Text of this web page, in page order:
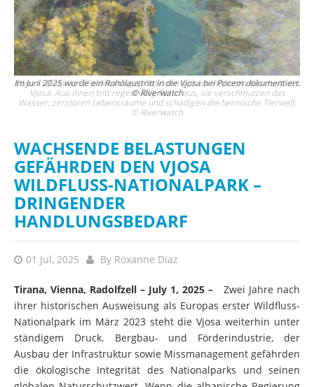
Im Juni 2025 wurde ein Rohölaustritt in die Vjosa bei Pocem dokumentiert.
© Riverwatch
WACHSENDE BELASTUNGEN
GEFÄHRDEN DEN VJOSA
WILDFLUSS-NATIONALPARK –
DRINGENDER
HANDLUNGSBEDARF
01 Jul, 2025 Roxanne Diaz
Tirana, Vienna, Radolfzell – July 1, 2025 –
Zwei Jahre nach
ihrer historischen Ausweisung als Europas erster Wildfluss-
Nationalpark im März 2023 steht die Vjosa weiterhin unter
ständigem Druck. Bergbau- und Förderindustrie, der
Ausbau der Infrastruktur sowie Missmanagement gefährden
die ökologische Integrität des Nationalparks und seinen
globalen Naturschutzwert. Wenn die albanische Regierung